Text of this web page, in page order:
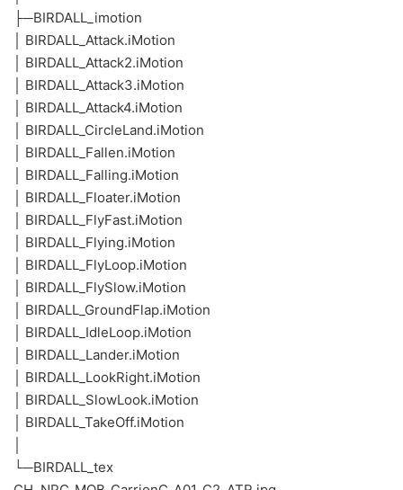
├─BIRDALL_imotion
│ BIRDALL_Attack.iMotion
│ BIRDALL_Attack2.iMotion
│ BIRDALL_Attack3.iMotion
│ BIRDALL_Attack4.iMotion
│ BIRDALL_CircleLand.iMotion
│ BIRDALL_Fallen.iMotion
│ BIRDALL_Falling.iMotion
│ BIRDALL_Floater.iMotion
│ BIRDALL_FlyFast.iMotion
│ BIRDALL_Flying.iMotion
│ BIRDALL_FlyLoop.iMotion
│ BIRDALL_FlySlow.iMotion
│ BIRDALL_GroundFlap.iMotion
│ BIRDALL_IdleLoop.iMotion
│ BIRDALL_Lander.iMotion
│ BIRDALL_LookRight.iMotion
│ BIRDALL_SlowLook.iMotion
│ BIRDALL_TakeOff.iMotion
└─BIRDALL_tex